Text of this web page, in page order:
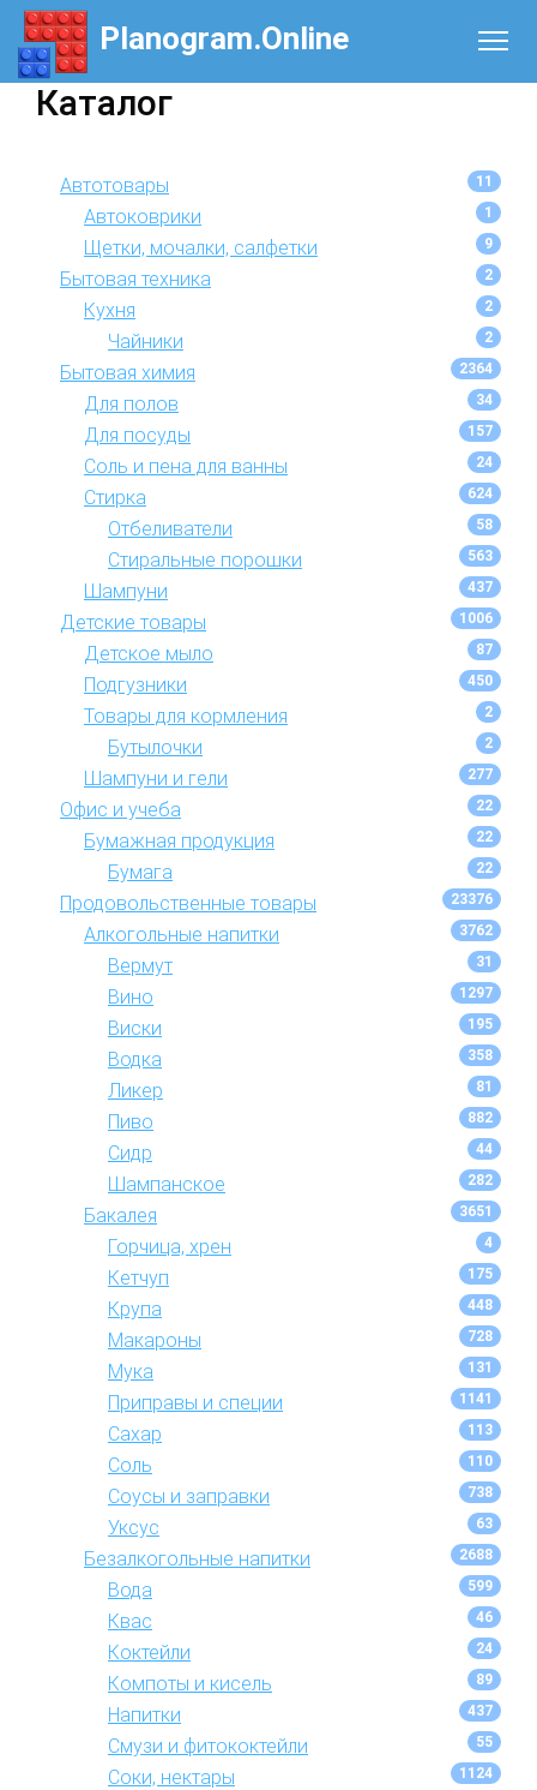
Planogram.Online
Каталог
Автотовары 11
Автоковрики 1
Щетки, мочалки, салфетки 9
Бытовая техника 2
Кухня 2
Чайники 2
Бытовая химия 2364
Для полов 34
Для посуды 157
Соль и пена для ванны 24
Стирка 624
Отбеливатели 58
Стиральные порошки 563
Шампуни 437
Детские товары 1006
Детское мыло 87
Подгузники 450
Товары для кормления 2
Бутылочки 2
Шампуни и гели 277
Офис и учеба 22
Бумажная продукция 22
Бумага 22
Продовольственные товары 23376
Алкогольные напитки 3762
Вермут 31
Вино 1297
Виски 195
Водка 358
Ликер 81
Пиво 882
Сидр 44
Шампанское 282
Бакалея 3651
Горчица, хрен 4
Кетчуп 175
Крупа 448
Макароны 728
Мука 131
Приправы и специи 1141
Сахар 113
Соль 110
Соусы и заправки 738
Уксус 63
Безалкогольные напитки 2688
Вода 599
Квас 46
Коктейли 24
Компоты и кисель 89
Напитки 437
Смузи и фитококтейли 55
Соки, нектары 1124